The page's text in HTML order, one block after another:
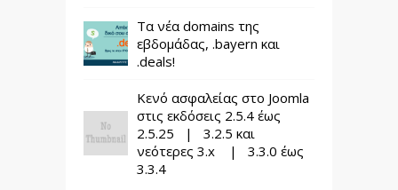
Τα νέα domains της
εβδομάδας, .bayern και
.deals!
Κενό ασφαλείας στο Joomla
στις εκδόσεις 2.5.4 έως
2.5.25 | 3.2.5 και
νεότερες 3.x | 3.3.0 έως
3.3.4